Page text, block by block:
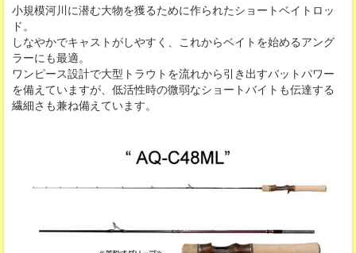
小規模河川に潜む大物を獲るために作られたショートベイトロッ
ド。
しなやかでキャストがしやすく、これからベイトを始めるアング
ラーにも最適。
ワンピース設計で大型トラウトを流れから引き出すバットパワー
を備えていますが、低活性時の微弱なショートバイトも伝達する
繊細さも兼ね備えています。